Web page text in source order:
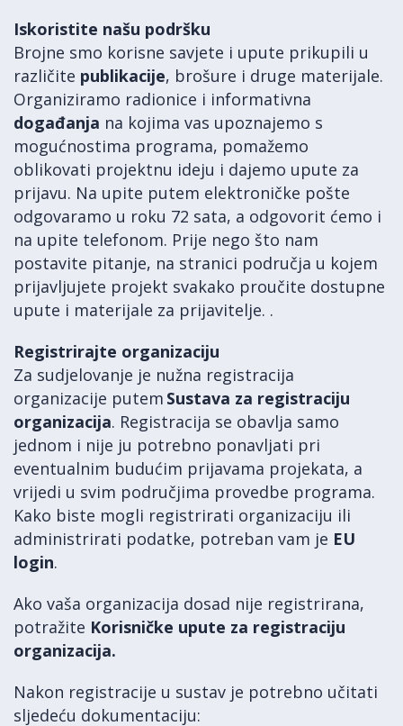
Iskoristite našu podršku
Brojne smo korisne savjete i upute prikupili u
različite publikacije, brošure i druge materijale.
Organiziramo radionice i informativna
događanja na kojima vas upoznajemo s
mogućnostima programa, pomažemo
oblikovati projektnu ideju i dajemo upute za
prijavu. Na upite putem elektroničke pošte
odgovaramo u roku 72 sata, a odgovorit ćemo i
na upite telefonom. Prije nego što nam
postavite pitanje, na stranici područja u kojem
prijavljujete projekt svakako proučite dostupne
upute i materijale za prijavitelje. .
Registrirajte organizaciju
Za sudjelovanje je nužna registracija
organizacije putem Sustava za registraciju
organizacija. Registracija se obavlja samo
jednom i nije ju potrebno ponavljati pri
eventualnim budućim prijavama projekata, a
vrijedi u svim područjima provedbe programa.
Kako biste mogli registrirati organizaciju ili
administrirati podatke, potreban vam je EU
login.
Ako vaša organizacija dosad nije registrirana,
potražite Korisničke upute za registraciju
organizacija.
Nakon registracije u sustav je potrebno učitati
sljedeću dokumentaciju: